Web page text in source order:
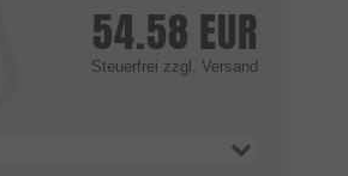
54.58 EUR
Steuerfrei zzgl. Versand